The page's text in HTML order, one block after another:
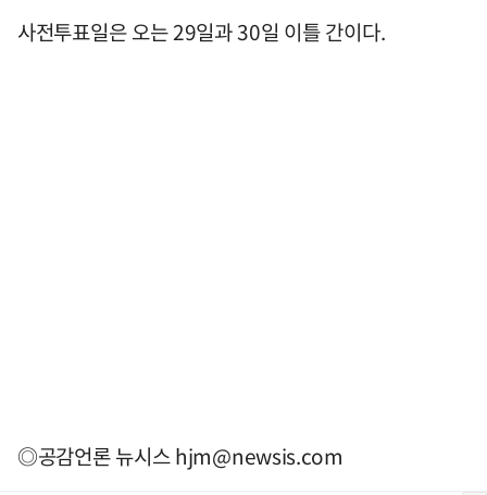
사전투표일은 오는 29일과 30일 이틀 간이다.
◎공감언론 뉴시스hjm@newsis.com